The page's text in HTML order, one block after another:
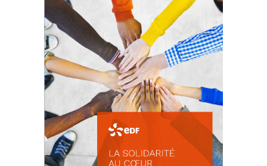
105385 Total 0 Votes 0 0 Aidez-nous à
améliorer...
FEUILLETER